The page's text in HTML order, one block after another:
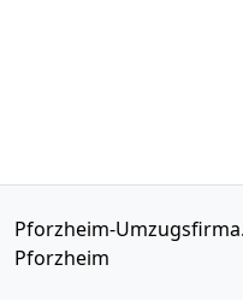
Pforzheim-
Pforzheim